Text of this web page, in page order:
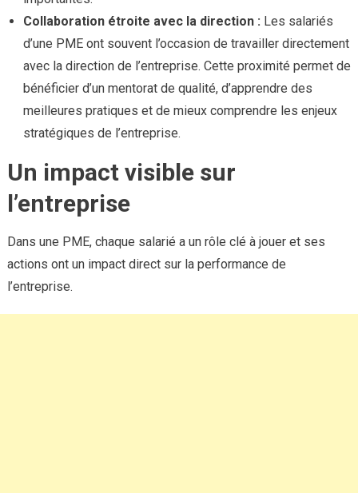
Collaboration étroite avec la direction : Les salariés
d’une PME ont souvent l’occasion de travailler directement
avec la direction de l’entreprise. Cette proximité permet de
bénéficier d’un mentorat de qualité, d’apprendre des
meilleures pratiques et de mieux comprendre les enjeux
stratégiques de l’entreprise.
Un impact visible sur
l’entreprise
Dans une PME, chaque salarié a un rôle clé à jouer et ses
actions ont un impact direct sur la performance de
l’entreprise.